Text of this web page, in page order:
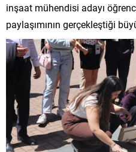
inşaat mühendisi adayı
paylaşımının gerçekleştiği